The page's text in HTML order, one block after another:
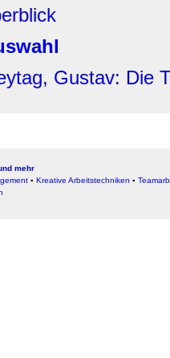
Gustav: Die
mehr
▪ Kreative Arbeitstechniken ▪